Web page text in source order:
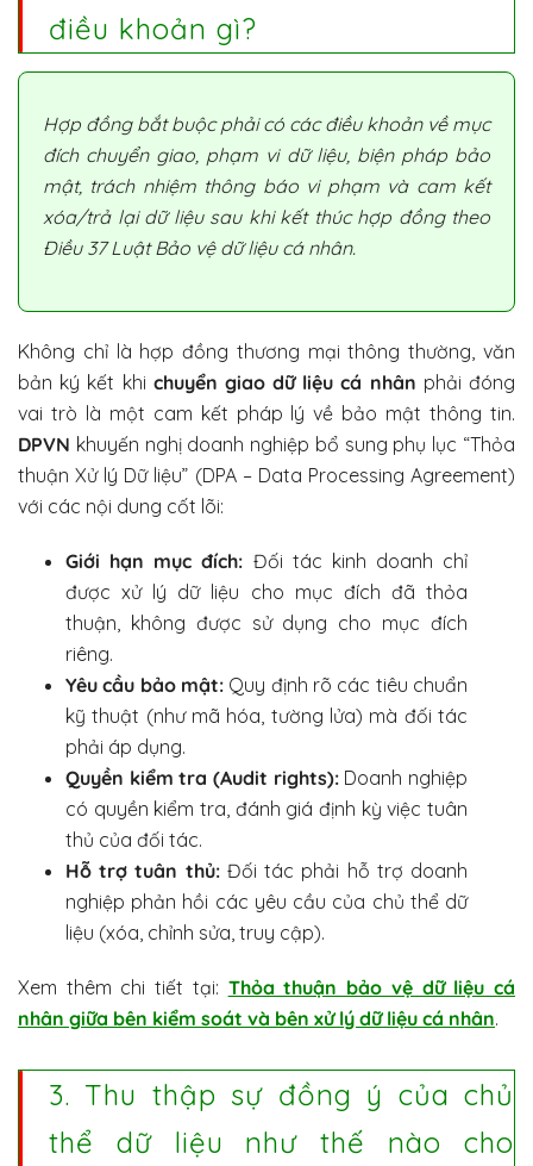
điều khoản gì?
Hợp đồng bắt buộc phải có các điều khoản về mục
đích chuyển giao, phạm vi dữ liệu, biện pháp bảo
mật, trách nhiệm thông báo vi phạm và cam kết
xóa/trả lại dữ liệu sau khi kết thúc hợp đồng theo
Điều 37 Luật Bảo vệ dữ liệu cá nhân.
Không chỉ là hợp đồng thương mại thông thường, văn
bản ký kết khi chuyển giao dữ liệu cá nhân phải đóng
vai trò là một cam kết pháp lý về bảo mật thông tin.
DPVN khuyến nghị doanh nghiệp bổ sung phụ lục “Thỏa
thuận Xử lý Dữ liệu” (DPA – Data Processing Agreement)
với các nội dung cốt lõi:
Giới hạn mục đích: Đối tác kinh doanh chỉ
được xử lý dữ liệu cho mục đích đã thỏa
thuận, không được sử dụng cho mục đích
riêng.
Yêu cầu bảo mật: Quy định rõ các tiêu chuẩn
kỹ thuật (như mã hóa, tường lửa) mà đối tác
phải áp dụng.
Quyền kiểm tra (Audit rights):Doanh nghiệp
có quyền kiểm tra, đánh giá định kỳ việc tuân
thủ của đối tác.
Hỗ trợ tuân thủ:Đối tác phải hỗ trợ doanh
nghiệp phản hồi các yêu cầu của chủ thể dữ
liệu (xóa, chỉnh sửa, truy cập).
Xem thêm chi tiết tại: Thỏa thuận bảo vệ dữ liệu cá
nhân giữa bên kiểm soát và bên xử lý dữ liệu cá nhân.
3. Thu thập sự đồng ý của chủ
thể dữ liệu như thế nào cho